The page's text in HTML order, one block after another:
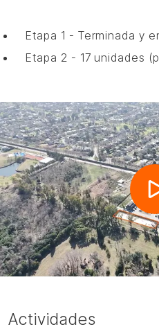
Etapa 1 - Terminada y
Etapa 2 - 17 unidades
Actividades